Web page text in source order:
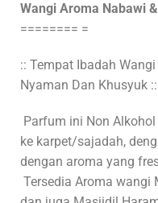
Wangi Aroma Nabawi
======== =
:: Tempat Ibadah
Nyaman Dan Khusyuk ::
Parfum ini Non
ke karpet/sajadah,
dengan aroma yang
Tersedia Aroma wangi